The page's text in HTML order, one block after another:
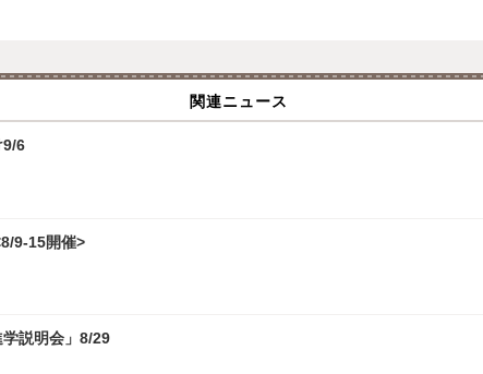
関連ニュース
9/6
9-15開催>
学説明会」8/29